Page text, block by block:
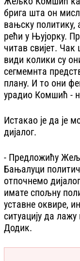
брига шта он
вањску политику,
рећи у Њујорку.
читав свијет.
види колики су
сегмемнта
плану. И то они
урадио Комшић -
Истакао је да је
дијалог.
- Предложићу
Бањалуци
отпочнемо
имате спољну
уставне оквире,
ситуацију да лажу
Додик.